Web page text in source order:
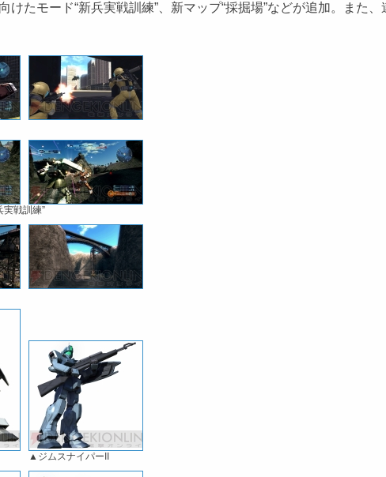
たモード“新兵実戦訓練”、新マップ“採掘場”などが追加。また
戦訓練”
▲ジムスナイパーII